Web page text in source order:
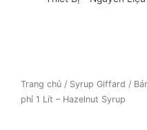
Trang chủ / Syrup Giffard /
phỉ 1 Lít – Hazelnut Syrup